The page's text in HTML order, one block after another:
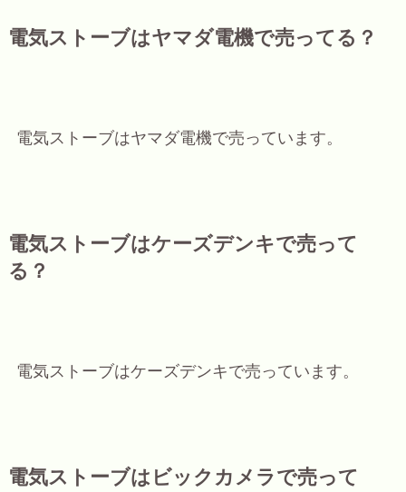
電気ストーブはヤマダ電機で売ってる？
電気ストーブはヤマダ電機で売っています。
電気ストーブはケーズデンキで売って
る？
電気ストーブはケーズデンキで売っています。
電気ストーブはビックカメラで売って